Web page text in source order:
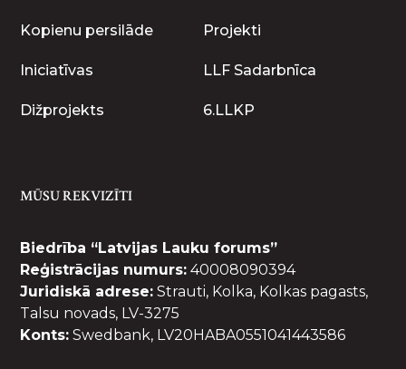
Kopienu persilāde Projekti
Iniciatīvas LLF Sadarbnīca
Dižprojekts 6.LLKP
MŪSU REKVIZĪTI
Biedrība “Latvijas Lauku forums”
Reģistrācijas numurs: 40008090394
Juridiskā adrese: Strauti, Kolka, Kolkas pagasts,
Talsu novads, LV-3275
Konts: Swedbank, LV20HABA0551041443586